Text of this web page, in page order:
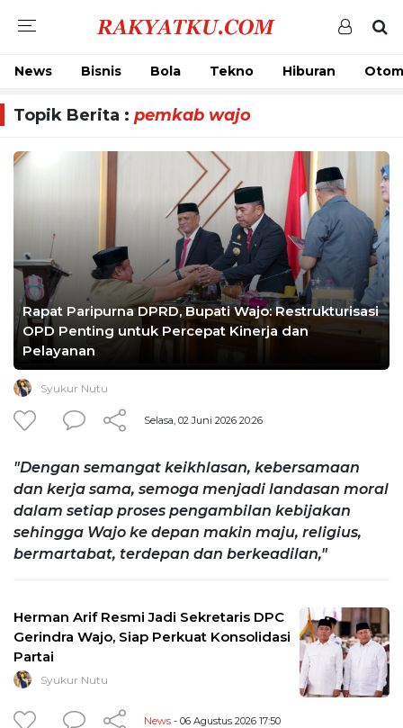
News Bisnis Bola Tekno Hiburan
Topik Berita : pemkab wajo
Rapat Paripurna DPRD, Bupati Wajo: Restrukturisasi
OPD Penting untuk Percepat Kinerja dan
Pelayanan
Syukur Nutu
Selasa, 02 Juni 2026 20:26
"Dengan semangat keikhlasan, kebersamaan
dan kerja sama, semoga menjadi landasan moral
dalam setiap proses pengambilan kebijakan
sehingga Wajo ke depan makin maju, religius,
bermartabat, terdepan dan berkeadilan,"
Herman Arif Resmi Jadi Sekretaris DPC
Gerindra Wajo, Siap Perkuat Konsolidasi
Partai
Syukur Nutu
News - 06 Agustus 2026 17:50